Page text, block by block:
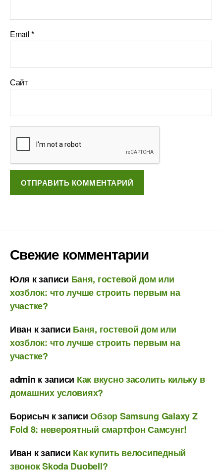
Email*
Сайт
Свежие комментарии
Юля к записи Баня, гостевой дом или
хозблок: что лучше строить первым на
участке?
Иван к записи Баня, гостевой дом или
хозблок: что лучше строить первым на
участке?
admin к записи Как вкусно засолить кильку в
домашних условиях?
Борисыч к записиОбзор Samsung Galaxy Z
Fold 8: невероятный смартфон Самсунг!
Иван к записи Как купить велосипедный
звонок Skoda Duobell?